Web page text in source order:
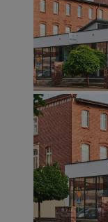
takich jak
można
Nazwa
SessID
QeSessID
__cf_bm